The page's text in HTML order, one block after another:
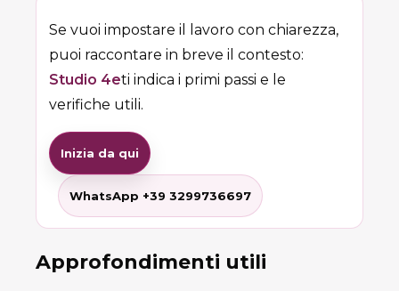
Se vuoi impostare il lavoro con chiarezza,
puoi raccontare in breve il contesto:
Studio 4eti indica i primi passi e le
verifiche utili.
Inizia da qui
WhatsApp +39 3299736697
Approfondimenti utili